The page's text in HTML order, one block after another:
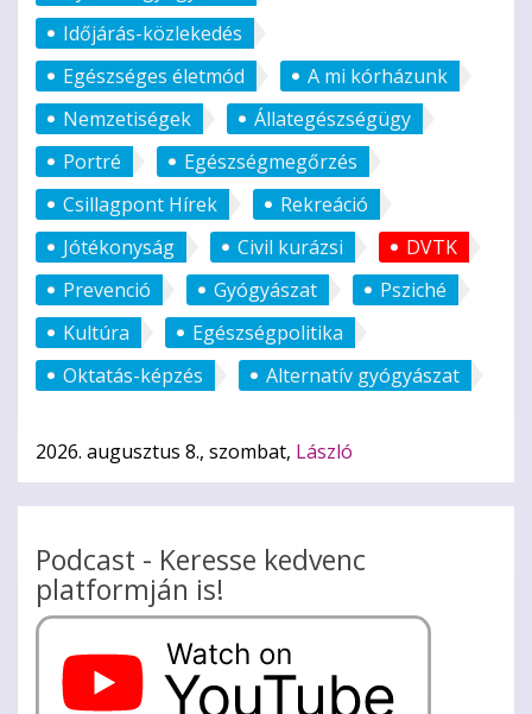
Időjárás-közlekedés
Egészséges életmód
A mi kórházunk
Nemzetiségek
Állategészségügy
Portré
Egészségmegőrzés
Csillagpont Hírek
Rekreáció
Jótékonyság
Civil kurázsi
DVTK
Prevenció
Gyógyászat
Psziché
Kultúra
Egészségpolitika
Oktatás-képzés
Alternatív gyógyászat
2026. augusztus 8., szombat, László
Podcast - Keresse kedvenc
platformján is!